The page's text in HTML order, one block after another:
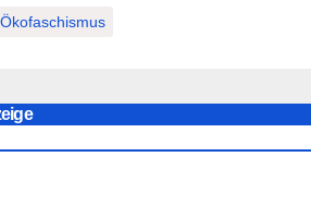
Ökofaschismus